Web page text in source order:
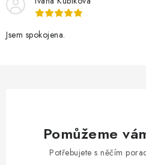
Jsem spokojena.
Pomůžeme
Potřebujete s něčím